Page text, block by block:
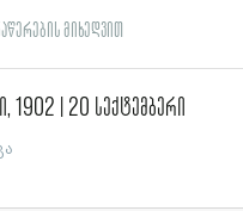
მიხედვით
1902 | 20 სექტემბერი